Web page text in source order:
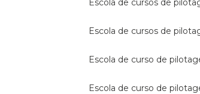
escola de cursos de
escola de cursos de
escola de curso de
escola de curso de